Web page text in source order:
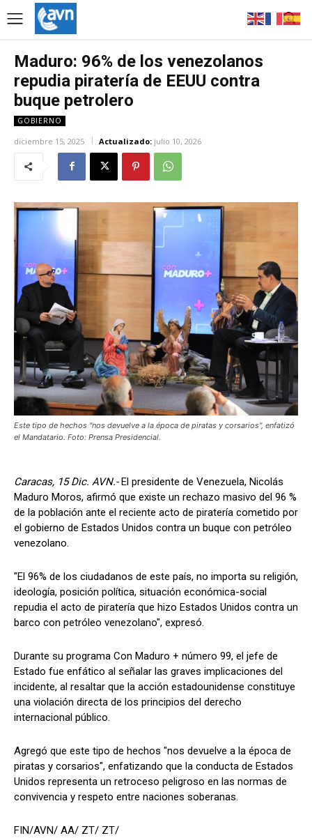
Maduro: 96% de los venezolanos
repudia piratería de EEUU contra
buque petrolero
GOBIERNO
diciembre 15, 2025 Actualizado: julio 10, 2026
Este tipo de hechos "nos devuelve a la época de piratas y corsarios", enfatizó
el Mandatario. Foto: Prensa Presidencial.
Caracas, 15 Dic. AVN.-El presidente de Venezuela, Nicolás
Maduro Moros, afirmó que existe un rechazo masivo del 96 %
de la población ante el reciente acto de piratería cometido por
el gobierno de Estados Unidos contra un buque con petróleo
venezolano.
"El 96% de los ciudadanos de este país, no importa su religión,
ideología, posición política, situación económica-social
repudia el acto de piratería que hizo Estados Unidos contra un
barco con petróleo venezolano", expresó.
Durante su programa Con Maduro + número 99, el jefe de
Estado fue enfático al señalar las graves implicaciones del
incidente, al resaltar que la acción estadounidense constituye
una violación directa de los principios del derecho
internacional público.
Agregó que este tipo de hechos "nos devuelve a la época de
piratas y corsarios", enfatizando que la conducta de Estados
Unidos representa un retroceso peligroso en las normas de
convivencia y respeto entre naciones soberanas.
FIN/AVN/ AA/ ZT/ ZT/